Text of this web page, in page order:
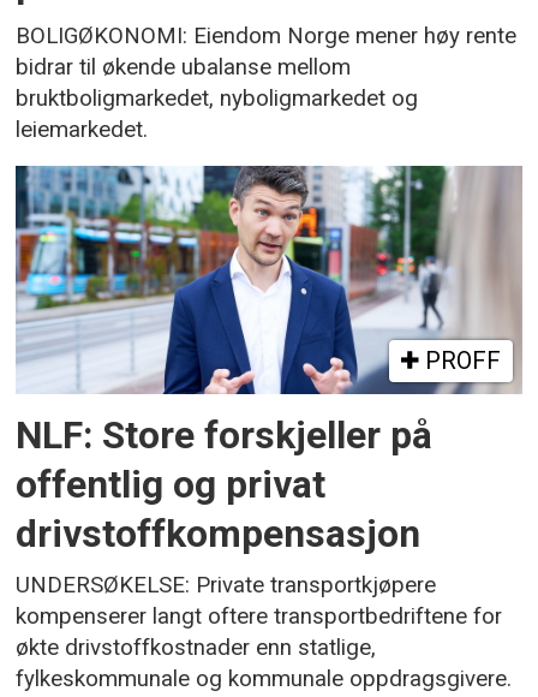
BOLIGØKONOMI: Eiendom Norge mener høy rente
bidrar til økende ubalanse mellom
bruktboligmarkedet, nyboligmarkedet og
leiemarkedet.
PROFF
NLF: Store forskjeller på
offentlig og privat
drivstoffkompensasjon
UNDERSØKELSE: Private transportkjøpere
kompenserer langt oftere transportbedriftene for
økte drivstoffkostnader enn statlige,
fylkeskommunale og kommunale oppdragsgivere.